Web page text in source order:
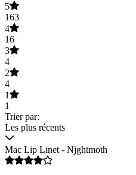
5
163
4
16
3
4
2
4
1
1
Trier par:
Les plus récents
Mac Lip Linet - Njghtmoth